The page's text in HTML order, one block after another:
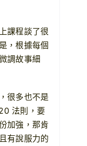
課程談了很
，根據每個
調故事細
很多也不是
法則，要
加強，那肯
有說服力的